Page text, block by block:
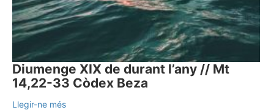
Diumenge XIX de durant l’any // Mt
14,22-33 Còdex Beza
Llegir-ne més